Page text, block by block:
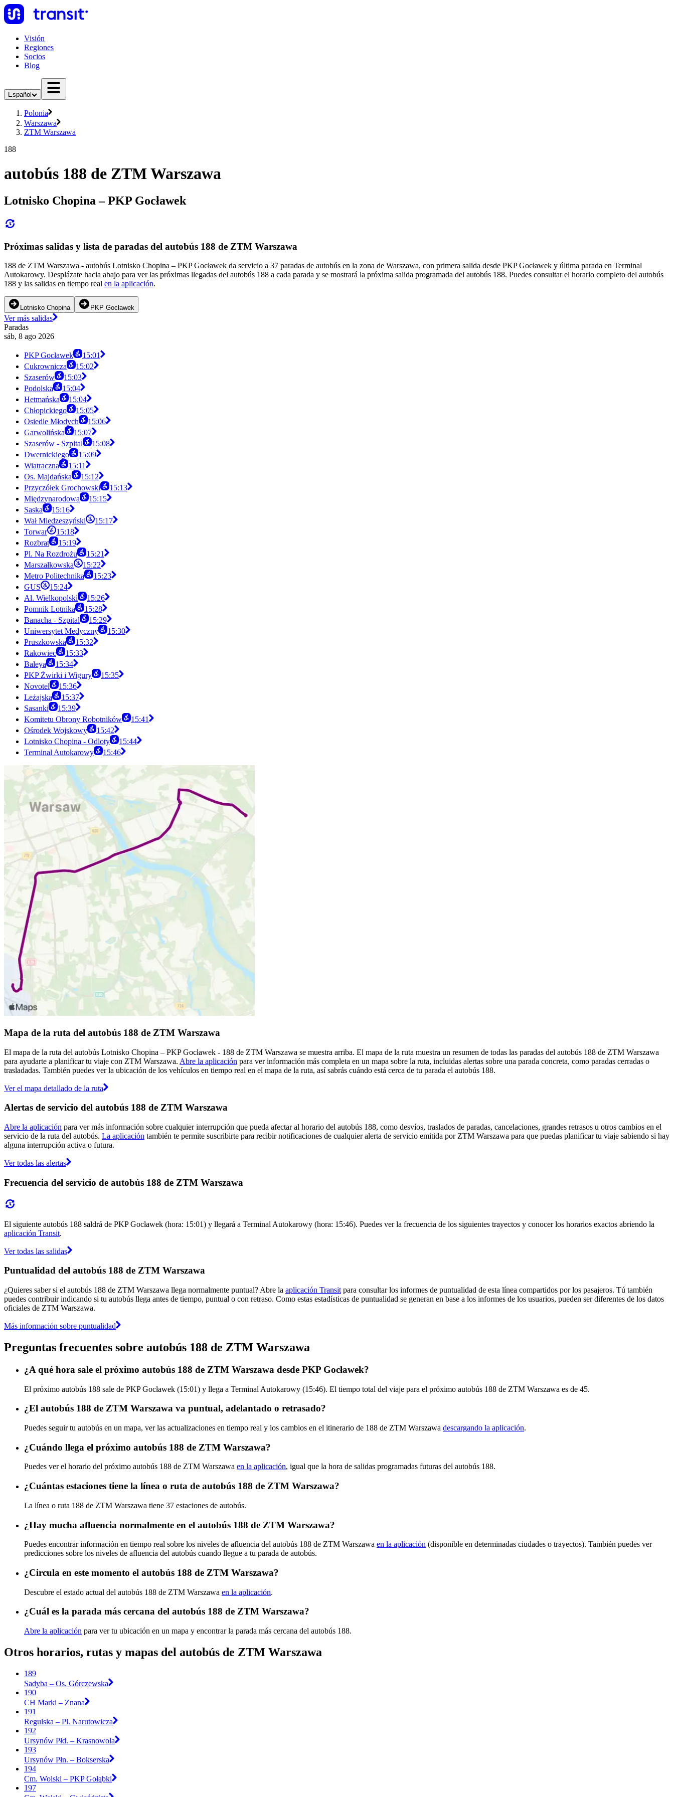
Visión
Regiones
Socios
Blog
Español
Polonia
Warszawa
ZTM Warszawa
188
autobús 188 de ZTM Warszawa
Lotnisko Chopina – PKP Gocławek
Próximas salidas y lista de paradas del autobús 188 de ZTM Warszawa
188 de ZTM Warszawa - autobús Lotnisko Chopina – PKP Gocławek da servicio a 37 paradas de autobús en la zona de Warszawa, con primera salida desde PKP Gocławek y última parada en Terminal
Autokarowy. Desplázate hacia abajo para ver las próximas llegadas del autobús 188 a cada parada y se mostrará la próxima salida programada del autobús 188. Puedes consultar el horario completo del autobús
188 y las salidas en tiempo real en la aplicación.
Lotnisko Chopina PKP Gocławek
Ver más salidas
Paradas
sáb, 8 ago 2026
PKP Gocławek
15:01
Cukrownicza
15:02
Szaserów
15:03
Podolska
15:04
Hetmańska
15:04
Chłopickiego
15:05
Osiedle Młodych
15:06
Garwolińska
15:07
Szaserów - Szpital
15:08
Dwernickiego
15:09
Wiatraczna
15:11
Os. Majdańska
15:12
Przyczółek Grochowski
15:13
Międzynarodowa
15:15
Saska
15:16
Wał Miedzeszyński
15:17
Torwar
15:18
Rozbrat
15:19
Pl. Na Rozdrożu
15:21
Marszałkowska
15:22
Metro Politechnika
15:23
GUS
15:24
Al. Wielkopolski
15:26
Pomnik Lotnika
15:28
Banacha - Szpital
15:29
Uniwersytet Medyczny
15:30
Pruszkowska
15:32
Rakowiec
15:33
Baleya
15:34
PKP Żwirki i Wigury
15:35
Novotel
15:36
Leżajska
15:37
Sasanki
15:39
Komitetu Obrony Robotników
15:41
Ośrodek Wojskowy
15:42
Lotnisko Chopina - Odloty
15:44
Terminal Autokarowy
15:46
Mapa de la ruta del autobús 188 de ZTM Warszawa
El mapa de la ruta del autobús Lotnisko Chopina – PKP Gocławek - 188 de ZTM Warszawa se muestra arriba. El mapa de la ruta muestra un resumen de todas las paradas del autobús 188 de ZTM Warszawa
para ayudarte a planificar tu viaje con ZTM Warszawa. Abre la aplicación para ver información más completa en un mapa sobre la ruta, incluidas alertas sobre una parada concreta, como paradas cerradas o
trasladadas. También puedes ver la ubicación de los vehículos en tiempo real en el mapa de la ruta, así sabrás cuándo está cerca de tu parada el autobús 188.
Ver el mapa detallado de la ruta
Alertas de servicio del autobús 188 de ZTM Warszawa
Abre la aplicación para ver más información sobre cualquier interrupción que pueda afectar al horario del autobús 188, como desvíos, traslados de paradas, cancelaciones, grandes retrasos u otros cambios en el
servicio de la ruta del autobús. La aplicación también te permite suscribirte para recibir notificaciones de cualquier alerta de servicio emitida por ZTM Warszawa para que puedas planificar tu viaje sabiendo si hay
alguna interrupción activa o futura.
Ver todas las alertas
Frecuencia del servicio de autobús 188 de ZTM Warszawa
El siguiente autobús 188 saldrá de PKP Gocławek (hora: 15:01) y llegará a Terminal Autokarowy (hora: 15:46). Puedes ver la frecuencia de los siguientes trayectos y conocer los horarios exactos abriendo la
aplicación Transit.
Ver todas las salidas
Puntualidad del autobús 188 de ZTM Warszawa
¿Quieres saber si el autobús 188 de ZTM Warszawa llega normalmente puntual? Abre la aplicación Transit para consultar los informes de puntualidad de esta línea compartidos por los pasajeros. Tú también
puedes contribuir indicando si tu autobús llega antes de tiempo, puntual o con retraso. Como estas estadísticas de puntualidad se generan en base a los informes de los usuarios, pueden ser diferentes de los datos
oficiales de ZTM Warszawa.
Más información sobre puntualidad
Preguntas frecuentes sobre autobús 188 de ZTM Warszawa
¿A qué hora sale el próximo autobús 188 de ZTM Warszawa desde PKP Gocławek?
El próximo autobús 188 sale de PKP Gocławek (15:01) y llega a Terminal Autokarowy (15:46). El tiempo total del viaje para el próximo autobús 188 de ZTM Warszawa es de 45.
¿El autobús 188 de ZTM Warszawa va puntual, adelantado o retrasado?
Puedes seguir tu autobús en un mapa, ver las actualizaciones en tiempo real y los cambios en el itinerario de 188 de ZTM Warszawa descargando la aplicación.
¿Cuándo llega el próximo autobús 188 de ZTM Warszawa?
Puedes ver el horario del próximo autobús 188 de ZTM Warszawa en la aplicación, igual que la hora de salidas programadas futuras del autobús 188.
¿Cuántas estaciones tiene la línea o ruta de autobús 188 de ZTM Warszawa?
La línea o ruta 188 de ZTM Warszawa tiene 37 estaciones de autobús.
¿Hay mucha afluencia normalmente en el autobús 188 de ZTM Warszawa?
Puedes encontrar información en tiempo real sobre los niveles de afluencia del autobús 188 de ZTM Warszawa en la aplicación (disponible en determinadas ciudades o trayectos). También puedes ver
predicciones sobre los niveles de afluencia del autobús cuando llegue a tu parada de autobús.
¿Circula en este momento el autobús 188 de ZTM Warszawa?
Descubre el estado actual del autobús 188 de ZTM Warszawa en la aplicación.
¿Cuál es la parada más cercana del autobús 188 de ZTM Warszawa?
Abre la aplicación para ver tu ubicación en un mapa y encontrar la parada más cercana del autobús 188.
Otros horarios, rutas y mapas del autobús de ZTM Warszawa
189
Sadyba – Os. Górczewska
190
CH Marki – Znana
191
Regulska – Pl. Narutowicza
192
Ursynów Płd. – Krasnowola
193
Ursynów Płn. – Bokserska
194
Cm. Wolski – PKP Gołąbki
197